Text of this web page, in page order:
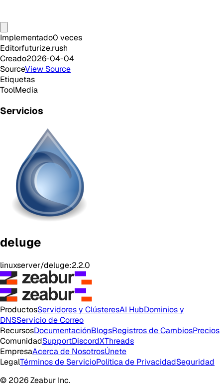
Implementado0 veces
Editorfuturize.rush
Creado2026-04-04
SourceView Source
Etiquetas
ToolMedia
Servicios
deluge
linuxserver/deluge:2.2.0
ProductosServidores y ClústeresAI HubDominios y
DNSServicio de Correo
RecursosDocumentaciónBlogsRegistros de CambiosPrecios
ComunidadSupportDiscordXThreads
EmpresaAcerca de NosotrosÚnete
LegalTérminos de ServicioPolítica de PrivacidadSeguridad
© 2026 Zeabur Inc.